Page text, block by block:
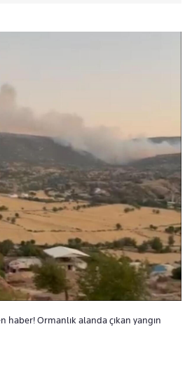
haber! Ormanlık alanda çıkan yangın